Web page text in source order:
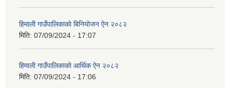
हिमाली गाउँपालिकाकाे बिनियोजन ऐन २०८२
मिति: 07/09/2024 - 17:07
हिमाली गाउँपालिकाकाे आर्थिक ऐन २०८२
मिति: 07/09/2024 - 17:06